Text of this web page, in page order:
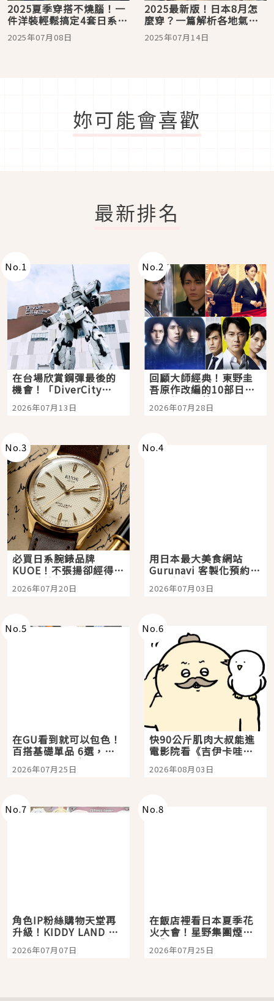
2025夏季穿搭不燒腦！一
件洋裝輕鬆搞定4套日系造
型
2025年07月08日
2025最新版！日本8月怎
麼穿？一篇解析各地氣
溫，輕鬆打造兼具時髦感
的日系出遊穿搭
2025年07月14日
妳可能會喜歡
最新排名
No.1
在台場欣賞鋼彈最後的
機會！「DiverCity
Tokyo Plaza」搭船、
購物、美食及夜景，一
2026年07月13日
No.2
回顧大師經典！東野圭
吾原作改編的10部日本
影視作品推薦
2026年07月28日
No.3
必買日系腕錶品牌
KUOE！不張揚卻經得起
時間洗鍊的經典之作五
選
2026年07月20日
No.4
用日本最大美食網站
Gurunavi 客製化預約九
大都市餐廳，打造專屬
美食體驗！
2026年07月03日
No.5
在GU看到就可以包色！
百搭基礎單品 6選，閉
眼全收也不心疼
2026年07月25日
No.6
快90公斤肌肉大叔能進
電影院看《吉伊卡哇》
嗎？日本重金屬樂團
「打首」會長與nagano
2026年08月03日
No.7
角色IP粉絲購物天堂再
升級！KIDDY LAND 原
宿店吉伊卡哇迎客，新
開幕 OMOKADO 店3分
2026年07月07日
No.8
在飯店裡看日本夏季花
火大會！星野集團煙火
景觀飯店6選，讓你不用
人擠人悠閒欣賞
2026年07月25日